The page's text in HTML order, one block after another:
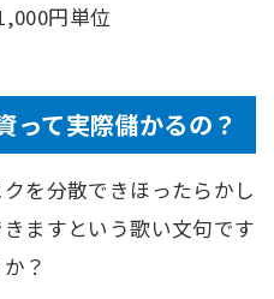
円単位
って実際儲かるの？
を分散できほったらかし
ますという歌い文句です
？